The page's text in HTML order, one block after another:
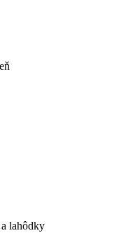
lahôdky